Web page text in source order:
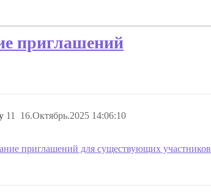
приглашений
16.Октябрь.2025 14:06:10
11
приглашений для существующих участников